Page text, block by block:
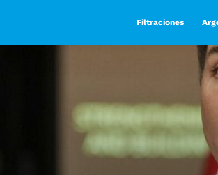
Filtraciones